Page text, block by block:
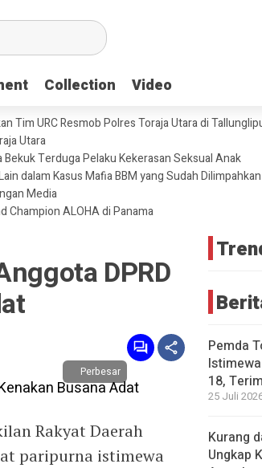
Collection Video
Collection Video
Tim URC Resmob Polres Toraja Utara di
Utara
Terduga Pelaku Kekerasan Seksual Anak
dalam Kasus Mafia BBM yang Sudah
Media
Champion ALOHA di Panama
DPRD
Perbesar
Rakyat Daerah
paripurna istimewa
Pemda
18,
25 Juli
Kurang
Ungkap